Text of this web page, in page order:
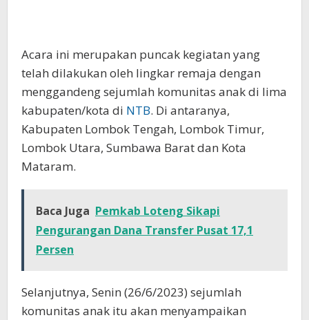
Acara ini merupakan puncak kegiatan yang
telah dilakukan oleh lingkar remaja dengan
menggandeng sejumlah komunitas anak di lima
kabupaten/kota di NTB. Di antaranya,
Kabupaten Lombok Tengah, Lombok Timur,
Lombok Utara, Sumbawa Barat dan Kota
Mataram.
Baca Juga Pemkab Loteng Sikapi
Pengurangan Dana Transfer Pusat 17,1
Persen
Selanjutnya, Senin (26/6/2023) sejumlah
komunitas anak itu akan menyampaikan